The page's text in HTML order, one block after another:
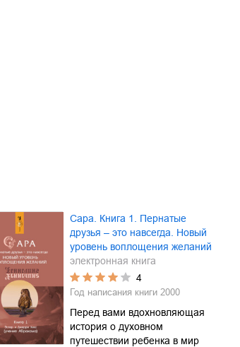
Сара. Книга 1. Пернатые
друзья – это навсегда. Новый
уровень воплощения желаний
электронная книга
4
Год написания книги 2000
Перед вами вдохновляющая
история о духовном
путешествии ребенка в мир